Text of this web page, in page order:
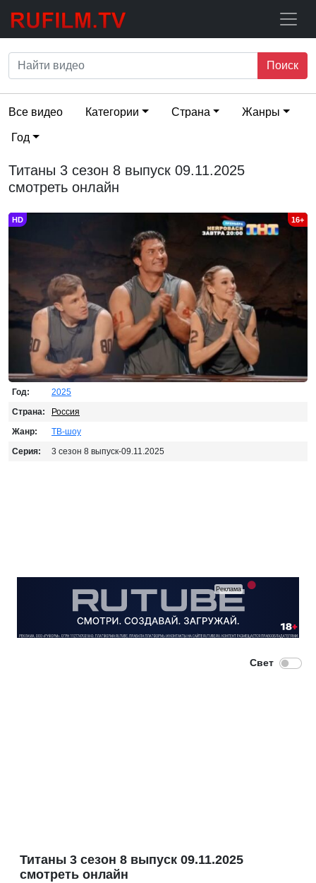
Поиск
Все видео Категории Страна Жанры
Год
Титаны 3 сезон 8 выпуск 09.11.2025
смотреть онлайн
HD 16+
Год:
2025
Страна:
Россия
Жанр:
ТВ-шоу
Серия:
3 сезон 8 выпуск-09.11.2025
Титаны 3 сезон 8 выпуск 09.11.2025
смотреть онлайн